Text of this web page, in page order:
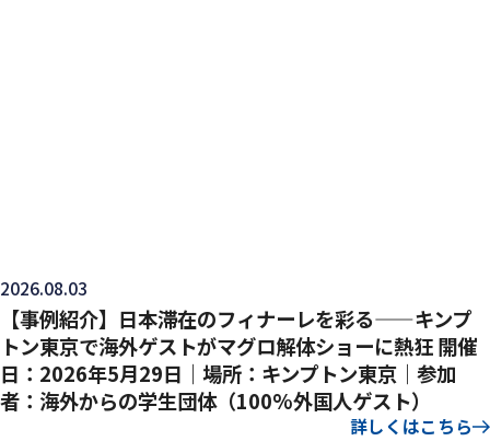
2026.08.03
【事例紹介】日本滞在のフィナーレを彩る——キンプ
トン東京で海外ゲストがマグロ解体ショーに熱狂 開催
日：2026年5月29日｜場所：キンプトン東京｜参加
者：海外からの学生団体（100%外国人ゲスト）
詳しくはこちら